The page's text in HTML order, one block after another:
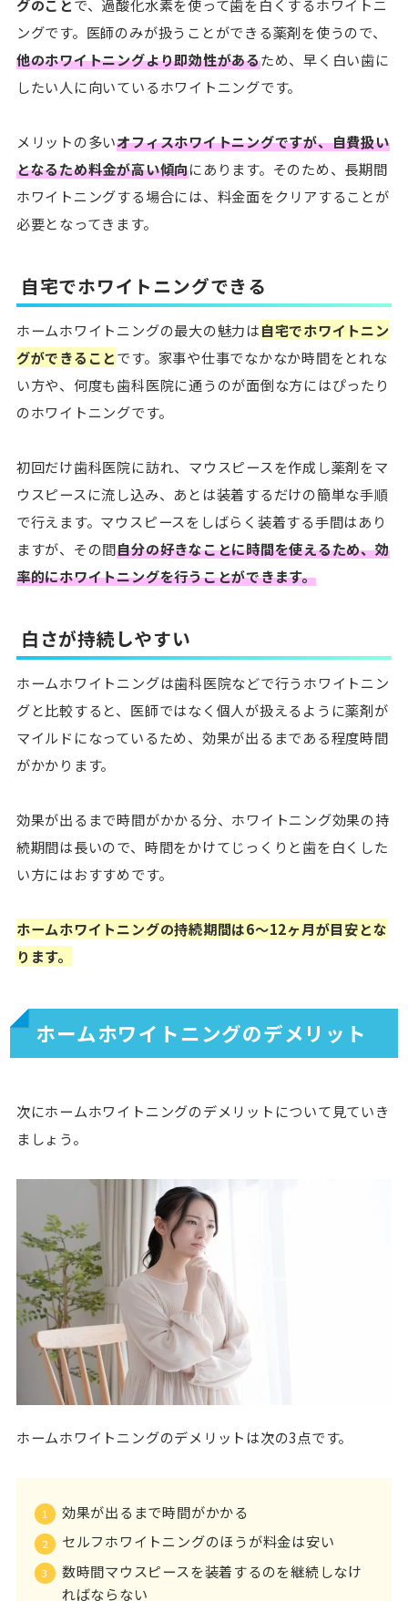
グのことで、過酸化水素を使って歯を白くするホワイトニ
ングです。医師のみが扱うことができる薬剤を使うので、
他のホワイトニングより即効性があるため、早く白い歯に
したい人に向いているホワイトニングです。
メリットの多いオフィスホワイトニングですが、自費扱い
となるため料金が高い傾向にあります。そのため、長期間
ホワイトニングする場合には、料金面をクリアすることが
必要となってきます。
自宅でホワイトニングできる
ホームホワイトニングの最大の魅力は自宅でホワイトニン
グができることです。家事や仕事でなかなか時間をとれな
い方や、何度も歯科医院に通うのが面倒な方にはぴったり
のホワイトニングです。
初回だけ歯科医院に訪れ、マウスピースを作成し薬剤をマ
ウスピースに流し込み、あとは装着するだけの簡単な手順
で行えます。マウスピースをしばらく装着する手間はあり
ますが、その間自分の好きなことに時間を使えるため、効
率的にホワイトニングを行うことができます。
白さが持続しやすい
ホームホワイトニングは歯科医院などで行うホワイトニン
グと比較すると、医師ではなく個人が扱えるように薬剤が
マイルドになっているため、効果が出るまである程度時間
がかかります。
効果が出るまで時間がかかる分、ホワイトニング効果の持
続期間は長いので、時間をかけてじっくりと歯を白くした
い方にはおすすめです。
ホームホワイトニングの持続期間は6〜12ヶ月が目安とな
ります。
ホームホワイトニングのデメリット
次にホームホワイトニングのデメリットについて見ていき
ましょう。
ホームホワイトニングのデメリットは次の3点です。
効果が出るまで時間がかかる
セルフホワイトニングのほうが料金は安い
数時間マウスピースを装着するのを継続しなけ
ればならない